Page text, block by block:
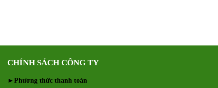
CHÍNH SÁCH CÔNG TY
► Phương thức thanh toán